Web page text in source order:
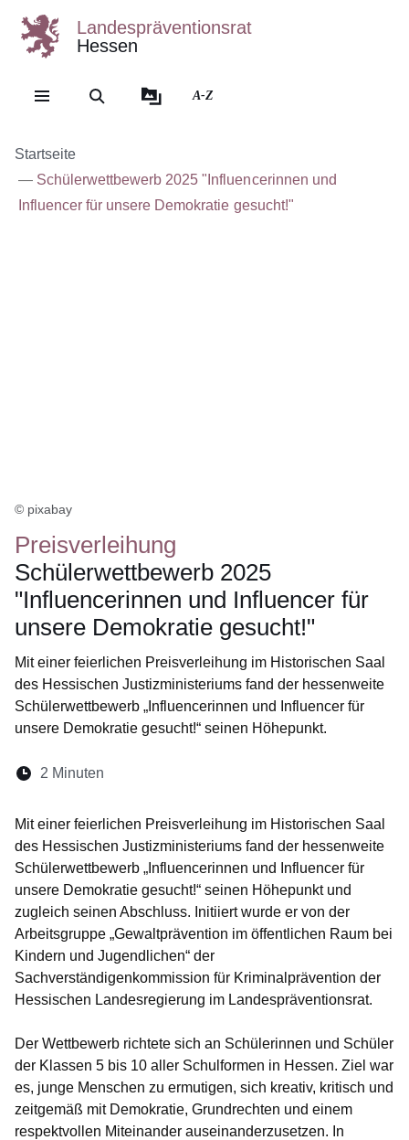
Landespräventionsrat
Hessen
A-Z
Startseite
Schülerwettbewerb 2025 "Influencerinnen und
Influencer für unsere Demokratie gesucht!"
© pixabay
Preisverleihung
Schülerwettbewerb 2025
"Influencerinnen und Influencer für
unsere Demokratie gesucht!"
Mit einer feierlichen Preisverleihung im Historischen Saal
des Hessischen Justizministeriums fand der hessenweite
Schülerwettbewerb „Influencerinnen und Influencer für
unsere Demokratie gesucht!“ seinen Höhepunkt.
Lesedauer:
2 Minuten
Mit einer feierlichen Preisverleihung im Historischen Saal
des Hessischen Justizministeriums fand der hessenweite
Schülerwettbewerb „Influencerinnen und Influencer für
unsere Demokratie gesucht!“ seinen Höhepunkt und
zugleich seinen Abschluss. Initiiert wurde er von der
Arbeitsgruppe „Gewaltprävention im öffentlichen Raum bei
Kindern und Jugendlichen“ der
Sachverständigenkommission für Kriminalprävention der
Hessischen Landesregierung im Landespräventionsrat.
Der Wettbewerb richtete sich an Schülerinnen und Schüler
der Klassen 5 bis 10 aller Schulformen in Hessen. Ziel war
es, junge Menschen zu ermutigen, sich kreativ, kritisch und
zeitgemäß mit Demokratie, Grundrechten und einem
respektvollen Miteinander auseinanderzusetzen. In